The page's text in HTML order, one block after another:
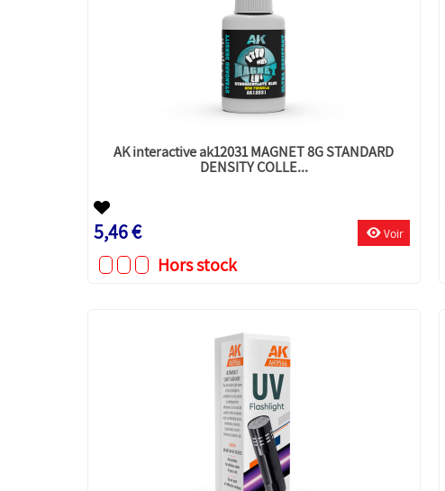
AK interactive ak12031 MAGNET 8G STANDARD
DENSITY COLLE...
5,46 € Voir
Hors stock